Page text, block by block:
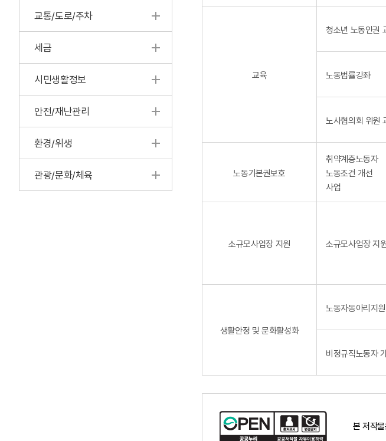
교통/도로/주차
세금
시민생활정보
안전/재난관리
환경/위생
관광/문화/체육
교육
청소년 노동인권
노동법률강좌
노사협의회 위원
노동기본권보호
취약계층노동자
노동조건 개선
사업
소규모사업장 지원 소규모사업장 지
생활안정 및 문화활성화
노동자동아리지원
비정규직노동자
본 저작